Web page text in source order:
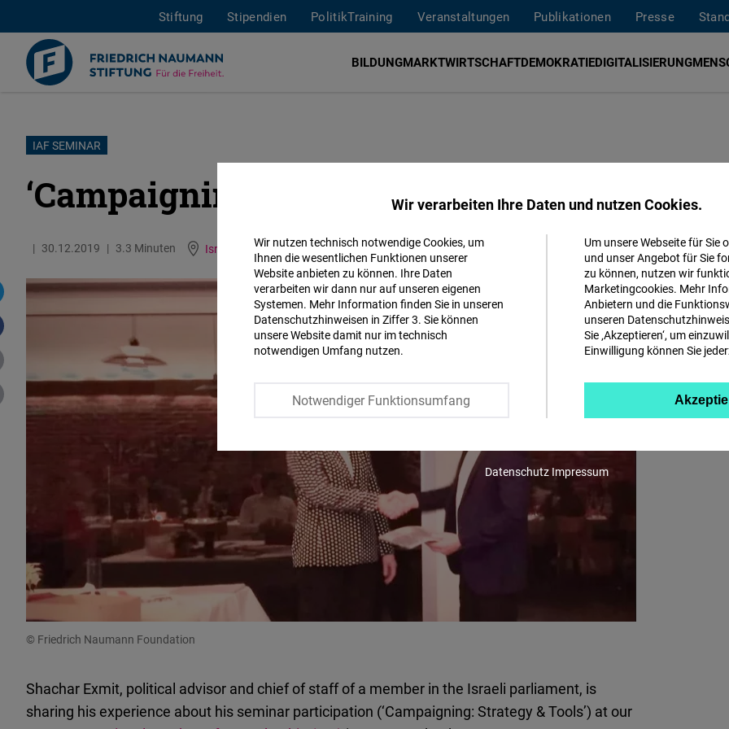
Direkt
Inhalt
Stiftung Stipendien PolitikTraining Veranstaltungen Publikationen Presse
BILDUNGMARKTWIRTSCHAFTDEMOKRATIEDIGITALISIERUNG
IAF SEMINAR
‘Campaigning: Strategy & Tools’
30.12.2019 3.3 Minuten Israel and Palestinian territories
© Friedrich Naumann Foundation
Shachar Exmit, political advisor and chief of staff of a member in the Israeli parliament, is
sharing his experience about his seminar participation (‘Campaigning: Strategy & Tools’) at our
Wir verarbeiten Ihre Daten und nutzen Cookies.
Wir nutzen technisch notwendige Cookies, um
Ihnen die wesentlichen Funktionen unserer
Website anbieten zu können. Ihre Daten
verarbeiten wir dann nur auf unseren eigenen
Systemen. Mehr Information finden Sie in unseren
Datenschutzhinweisen in Ziffer 3. Sie können
unsere Website damit nur im technisch
notwendigen Umfang nutzen.
Notwendiger Funktionsumfang
Um unsere Webseite für Sie
und unser Angebot für Sie
zu können, nutzen wir
Marketingcookies. Mehr
Anbietern und die
unseren
Sie ‚Akzeptieren‘, um
Einwilligung können Sie
Matomo
Facebook
Embed
Embed
Instagram
Maps
Cloudinary
Akzeptieren
Datenschutz Impressum